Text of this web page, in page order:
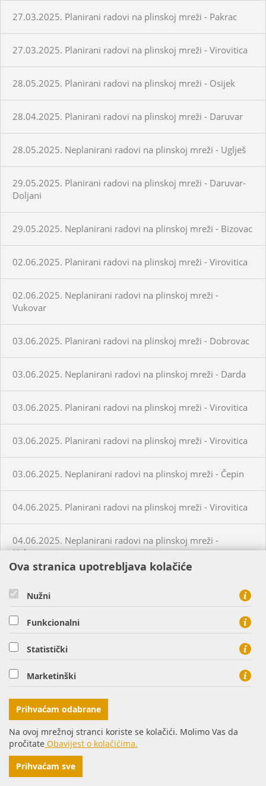
27.03.2025. Planirani radovi na plinskoj mreži - Pakrac
27.03.2025. Planirani radovi na plinskoj mreži - Virovitica
28.05.2025. Planirani radovi na plinskoj mreži - Osijek
28.04.2025. Planirani radovi na plinskoj mreži - Daruvar
28.05.2025. Neplanirani radovi na plinskoj mreži - Uglješ
29.05.2025. Planirani radovi na plinskoj mreži - Daruvar-
Doljani
29.05.2025. Neplanirani radovi na plinskoj mreži - Bizovac
02.06.2025. Planirani radovi na plinskoj mreži - Virovitica
02.06.2025. Neplanirani radovi na plinskoj mreži -
Vukovar
03.06.2025. Planirani radovi na plinskoj mreži - Dobrovac
03.06.2025. Neplanirani radovi na plinskoj mreži - Darda
03.06.2025. Planirani radovi na plinskoj mreži - Virovitica
03.06.2025. Planirani radovi na plinskoj mreži - Virovitica
03.06.2025. Neplanirani radovi na plinskoj mreži - Čepin
04.06.2025. Planirani radovi na plinskoj mreži - Virovitica
04.06.2025. Neplanirani radovi na plinskoj mreži -
Habjanovci
05.06.2025. Planirani radovi na plinskoj mreži - Virovitica
05.06.2025. Planirani radovi na plinskoj mreži - Virovitica
05.06.2025. Planirani radovi na plinskoj mreži - Virovitica
05.06.2025. Neplanirani radovi na plinskoj mreži -
Virovitica
05.06.2025. Neplanirani radovi na plinskoj mreži -
Ordanja
Ova stranica upotrebljava kolačiće
Nužni
Funkcionalni
Statistički
Marketinški
Prihvaćam odabrane
Na ovoj mrežnoj stranci koriste se kolačići. Molimo Vas da
pročitate Obavijest o kolačićima.
Prihvaćam sve